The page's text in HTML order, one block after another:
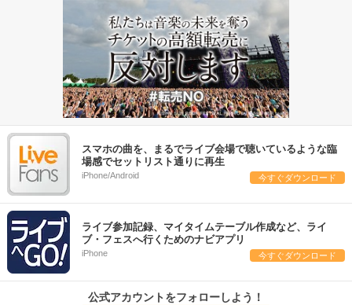
スマホの曲を、まるでライブ会場で聴いているような臨
場感でセットリスト通りに再生
iPhone/Android 今すぐダウンロード
ライブ参加記録、マイタイムテーブル作成など、ライ
ブ・フェスへ行くためのナビアプリ
iPhone 今すぐダウンロード
公式アカウントをフォローしよう！